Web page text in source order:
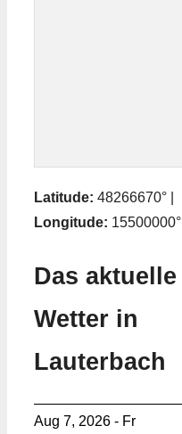
Latitude: 48266670° |
Longitude: 15500000°
Das aktuelle
Wetter in
Lauterbach
Aug 7, 2026 - Fr